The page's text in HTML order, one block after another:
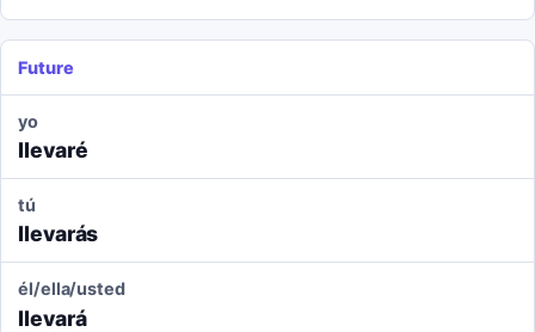
Future
yo
llevaré
tú
llevarás
él/ella/usted
llevará